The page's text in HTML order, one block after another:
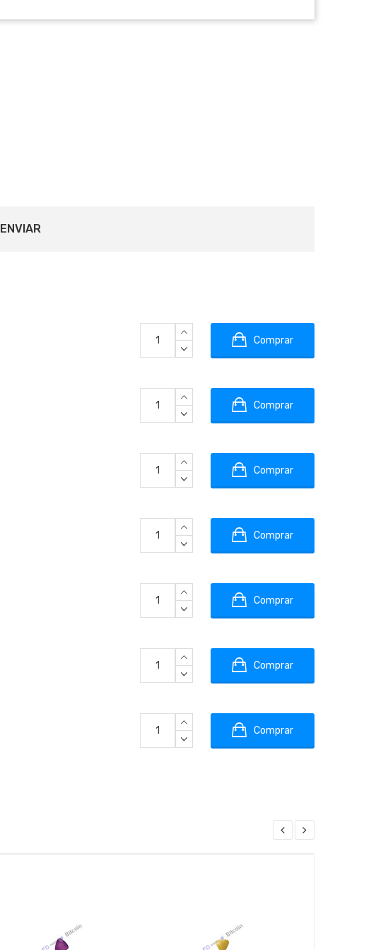
ENVIAR
Comprar
Comprar
Comprar
Comprar
Comprar
Comprar
Comprar